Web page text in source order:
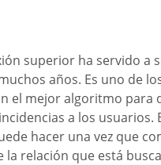
superior ha servido a
años. Es uno de
el mejor algoritmo para
a los usuarios.
hacer una vez que
relación que está